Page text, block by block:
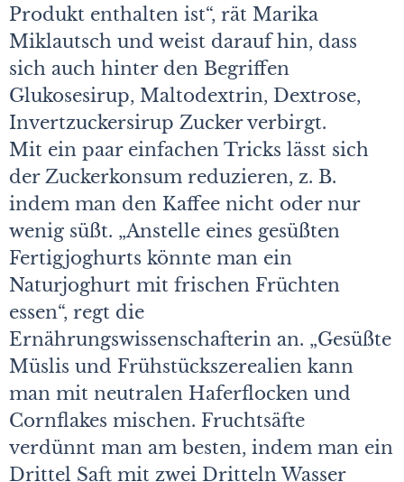
Produkt enthalten ist“, rät Marika
Miklautsch und weist darauf hin, dass
sich auch hinter den Begriffen
Glukosesirup, Maltodextrin, Dextrose,
Invertzuckersirup Zucker verbirgt.
Mit ein paar einfachen Tricks lässt sich
der Zuckerkonsum reduzieren, z. B.
indem man den Kaffee nicht oder nur
wenig süßt. „Anstelle eines gesüßten
Fertigjoghurts könnte man ein
Naturjoghurt mit frischen Früchten
essen“, regt die
Ernährungswissenschafterin an. „Gesüßte
Müslis und Frühstückszerealien kann
man mit neutralen Haferflocken und
Cornflakes mischen. Fruchtsäfte
verdünnt man am besten, indem man ein
Drittel Saft mit zwei Dritteln Wasser